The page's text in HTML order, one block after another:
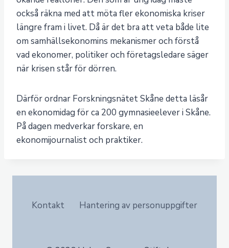
också räkna med att möta fler ekonomiska kriser
längre fram i livet. Då är det bra att veta både lite
om samhällsekonomins mekanismer och förstå
vad ekonomer, politiker och företagsledare säger
när krisen står för dörren.
Därför ordnar Forskningsnätet Skåne detta läsår
en ekonomidag för ca 200 gymnasieelever i Skåne.
På dagen medverkar forskare, en
ekonomijournalist och praktiker.
Kontakt Hantering av personuppgifter